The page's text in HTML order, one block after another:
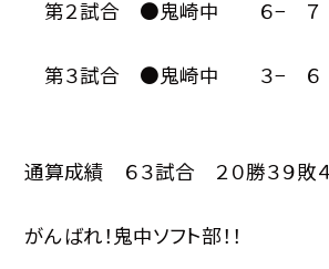
第２試合 ●鬼崎中 ６−
第３試合 ●鬼崎中 ３−
通算成績 ６３試合 ２０勝３９敗
がんばれ！鬼中ソフト部！！